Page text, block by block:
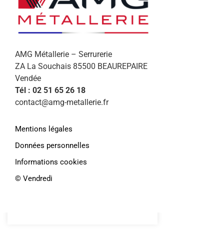
AMG Métallerie – Serrurerie
ZA La Souchais 85500 BEAUREPAIRE
Vendée
Tél : 02 51 65 26 18
contact@amg-metallerie.fr
Mentions légales
Données personnelles
Informations cookies
©️ Vendredi
Afin de vous proposer des services et
offres personnalisés, AMG Métallerie
utilise des cookies. En continuant de
naviguer sur le site, vous déclarez